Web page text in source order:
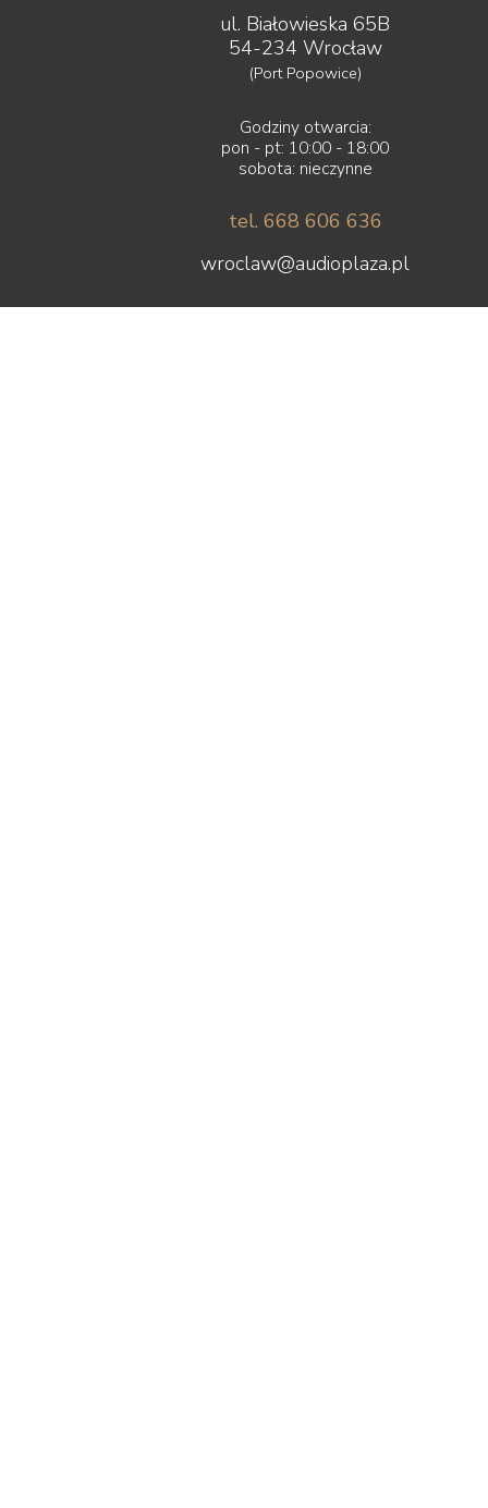
ul. Białowieska 65B
54-234 Wrocław
(Port Popowice)
Godziny otwarcia:
pon - pt: 10:00 - 18:00
sobota: nieczynne
tel. 668 606 636
wroclaw@audioplaza.pl